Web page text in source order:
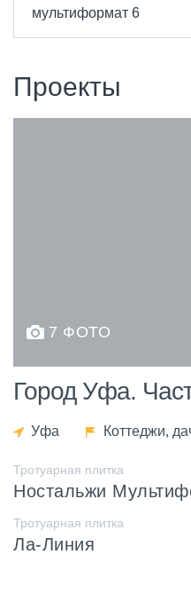
мультиформат 6
Проекты
7 ФОТО
Город Уфа.
Уфа Коттеджи,
Тротуарная плитка
Ностальжи
Тротуарная плитка
Ла-Линия